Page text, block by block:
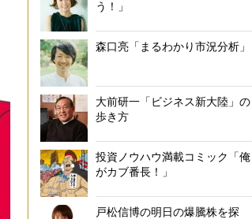
う！」
森口亮「まるわかり市況分析」
大前研一「ビジネス新大陸」の
歩き方
投資ノウハウ満載コミック「俺
がカブ番長！」
戸松信博の明日の爆騰株を探